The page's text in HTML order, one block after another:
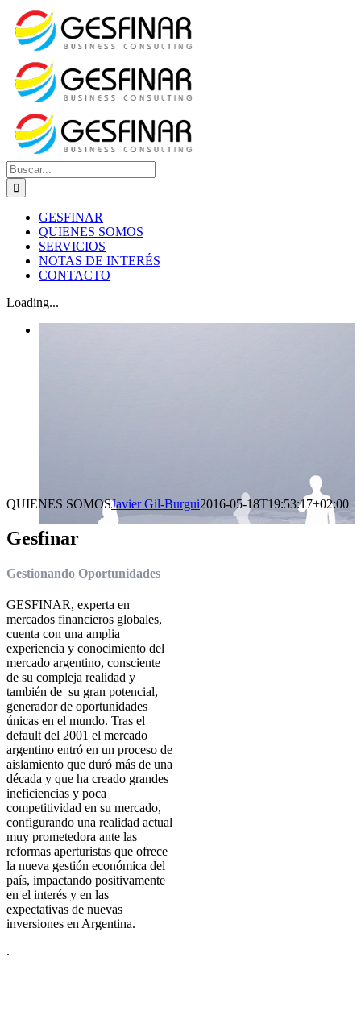
Saltar
contenido
Buscar:
GESFINAR
QUIENES SOMOS
SERVICIOS
NOTAS DE INTERÉS
CONTACTO
Loading...
QUIENES SOMOSJavier Gil-Burgui2016-05-18T19:53:17+02:00
Gesfinar
Gestionando Oportunidades
GESFINAR, experta en
mercados financieros globales,
cuenta con una amplia
experiencia y conocimiento del
mercado argentino, consciente
de su compleja realidad y
también de su gran potencial,
generador de oportunidades
únicas en el mundo. Tras el
default del 2001 el mercado
argentino entró en un proceso de
aislamiento que duró más de una
década y que ha creado grandes
ineficiencias y poca
competitividad en su mercado,
configurando una realidad actual
muy prometedora ante las
reformas aperturistas que ofrece
la nueva gestión económica del
país, impactando positivamente
en el interés y en las
expectativas de nuevas
inversiones en Argentina.
.